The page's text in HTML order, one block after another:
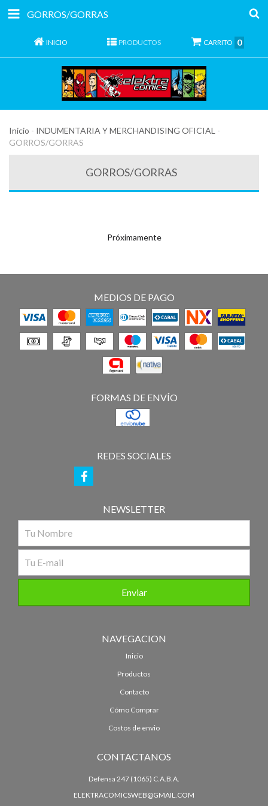
GORROS/GORRAS
INICIO PRODUCTOS CARRITO 0
Inicio - INDUMENTARIA Y MERCHANDISING OFICIAL -
GORROS/GORRAS
GORROS/GORRAS
Próximamente
MEDIOS DE PAGO
FORMAS DE ENVÍO
REDES SOCIALES
NEWSLETTER
NAVEGACION
Inicio
Productos
Contacto
Cómo Comprar
Costos de envio
CONTACTANOS
Defensa 247 (1065) C.A.B.A.
ELEKTRACOMICSWEB@GMAIL.COM